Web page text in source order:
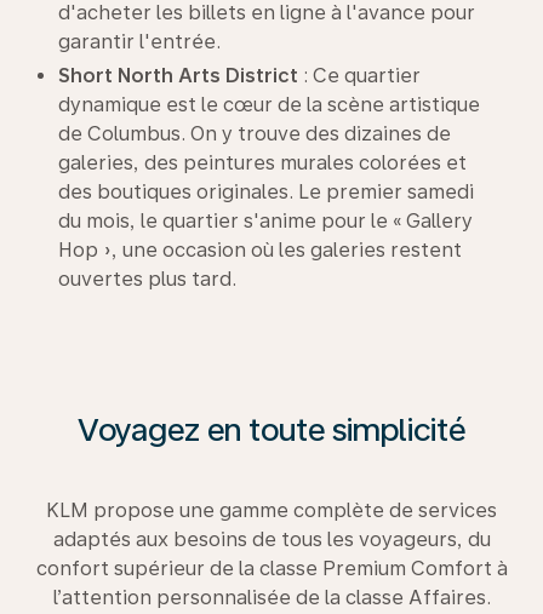
d'acheter les billets en ligne à l'avance pour
garantir l'entrée.
Short North Arts District : Ce quartier
dynamique est le cœur de la scène artistique
de Columbus. On y trouve des dizaines de
galeries, des peintures murales colorées et
des boutiques originales. Le premier samedi
du mois, le quartier s'anime pour le « Gallery
Hop », une occasion où les galeries restent
ouvertes plus tard.
Voyagez en toute simplicité
KLM propose une gamme complète de services
adaptés aux besoins de tous les voyageurs, du
confort supérieur de la classe Premium Comfort à
l’attention personnalisée de la classe Affaires.